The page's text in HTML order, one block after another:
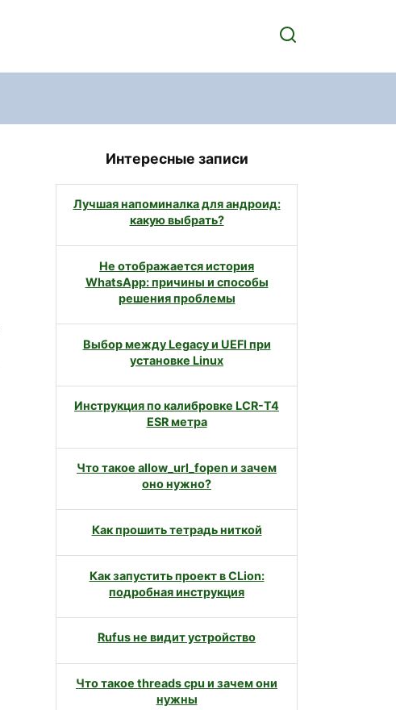
Интересные записи
Лучшая напоминалка для андроид:
какую выбрать?
Не отображается история
WhatsApp: причины и способы
решения проблемы
Выбор между Legacy и UEFI при
установке Linux
Инструкция по калибровке LCR-T4
ESR метра
Что такое allow_url_fopen и зачем
оно нужно?
Как прошить тетрадь ниткой
Как запустить проект в CLion:
подробная инструкция
Rufus не видит устройство
Что такое threads cpu и зачем они
нужны